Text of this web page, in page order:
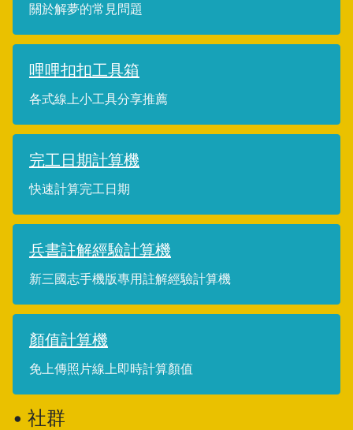
關於解夢的常見問題
哩哩扣扣工具箱
各式線上小工具分享推薦
完工日期計算機
快速計算完工日期
兵書註解經驗計算機
新三國志手機版專用註解經驗計算機
顏值計算機
免上傳照片線上即時計算顏值
• 社群